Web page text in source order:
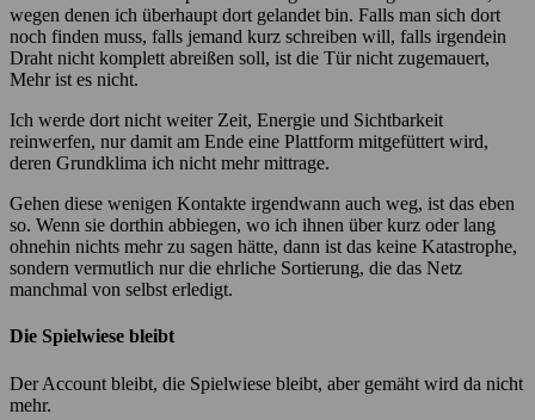
wegen denen ich überhaupt dort gelandet bin. Falls man sich dort
noch finden muss, falls jemand kurz schreiben will, falls irgendein
Draht nicht komplett abreißen soll, ist die Tür nicht zugemauert,
Mehr ist es nicht.
Ich werde dort nicht weiter Zeit, Energie und Sichtbarkeit
reinwerfen, nur damit am Ende eine Plattform mitgefüttert wird,
deren Grundklima ich nicht mehr mittrage.
Gehen diese wenigen Kontakte irgendwann auch weg, ist das eben
so. Wenn sie dorthin abbiegen, wo ich ihnen über kurz oder lang
ohnehin nichts mehr zu sagen hätte, dann ist das keine Katastrophe,
sondern vermutlich nur die ehrliche Sortierung, die das Netz
manchmal von selbst erledigt.
Die Spielwiese bleibt
Der Account bleibt, die Spielwiese bleibt, aber gemäht wird da nicht
mehr.